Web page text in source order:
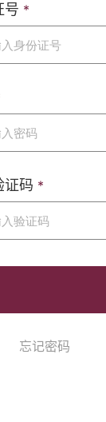
号 *
证码 *
忘记密码